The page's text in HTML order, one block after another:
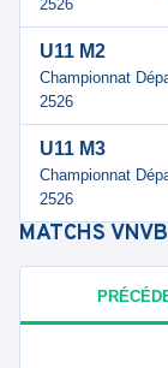
2526
U11 M2
Championnat
2526
U11 M3
Championnat
2526
MATCHS VNVB